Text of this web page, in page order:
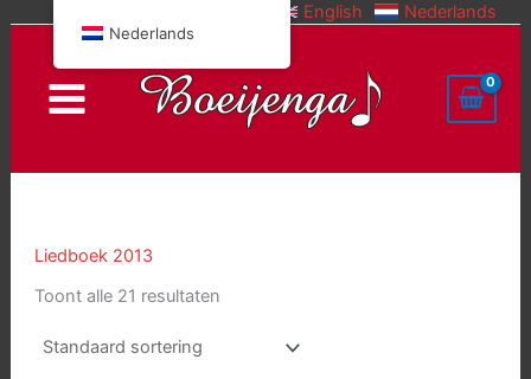
inhoud
English Nederlands
Liedboek 2013
Toont alle 21 resultaten
Nederlands